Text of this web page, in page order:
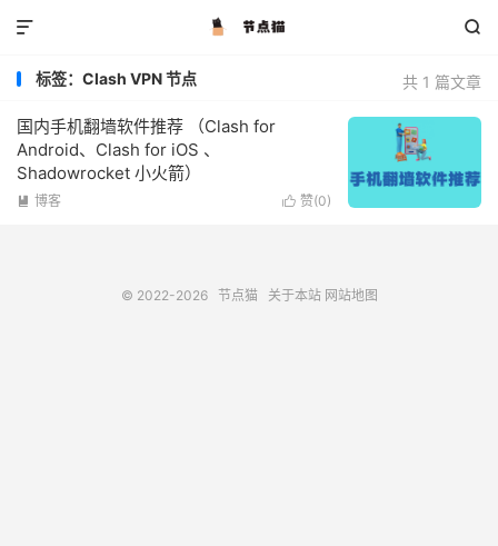


共 1 篇文章
标签：Clash VPN 节点
国内手机翻墙软件推荐 （Clash for
Android、Clash for iOS 、
Shadowrocket 小火箭）
 赞(0)
 博客
© 2022-2026 节点猫 关于本站 网站地图